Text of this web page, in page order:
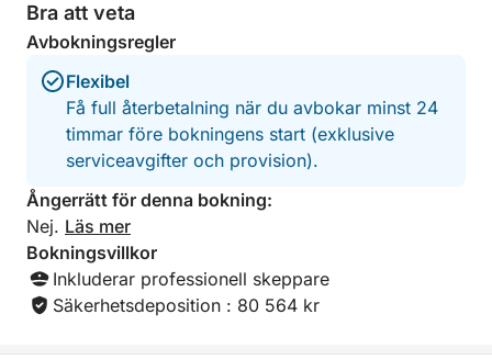
Bra att veta
Avbokningsregler
Flexibel
Få full återbetalning när du avbokar minst 24
timmar före bokningens start (exklusive
serviceavgifter och provision).
Ångerrätt för denna bokning:
Nej. Läs mer
Bokningsvillkor
Inkluderar professionell skeppare
Säkerhetsdeposition : 80 564 kr